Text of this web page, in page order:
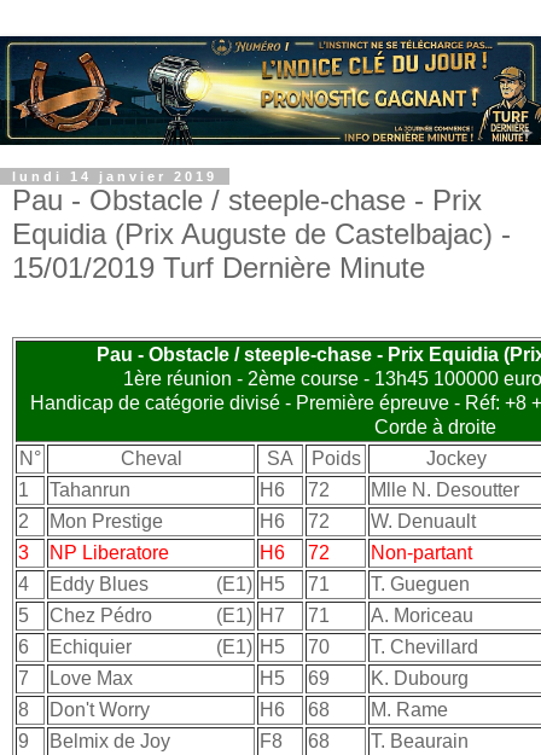
lundi 14 janvier 2019
Pau - Obstacle / steeple-chase - Prix
Equidia (Prix Auguste de Castelbajac) -
15/01/2019 Turf Dernière Minute
Pau - Obstacle / steeple-chase - Prix Equidia
1ère réunion - 2ème course - 13h45 100000
Handicap de catégorie divisé - Première épreuve - Réf: +8
Corde à droite
N°
Cheval SA Poids
Jockey
1
Tahanrun H6 72
Mlle N. Desoutter
2
Mon Prestige H6 72
W. Denuault
3
NP Liberatore H6 72
Non-partant
4
Eddy Blues (E1) H5 71
T. Gueguen
5
Chez Pédro (E1) H7 71
A. Moriceau
6
Echiquier (E1) H5 70
T. Chevillard
7
Love Max H5 69
K. Dubourg
8
Don't Worry H6 68
M. Rame
9
Belmix de Joy F8 68
T. Beaurain